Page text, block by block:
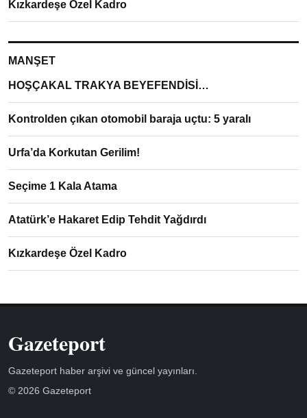
Kızkardeşe Özel Kadro
MANŞET
HOŞÇAKAL TRAKYA BEYEFENDİSİ…
Kontrolden çıkan otomobil baraja uçtu: 5 yaralı
Urfa’da Korkutan Gerilim!
Seçime 1 Kala Atama
Atatürk’e Hakaret Edip Tehdit Yağdırdı
Kızkardeşe Özel Kadro
Gazeteport
Gazeteport haber arşivi ve güncel yayınları.
© 2026 Gazeteport